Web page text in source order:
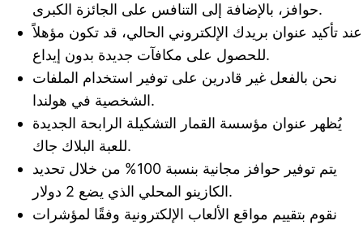
حوافز، بالإضافة إلى التنافس على الجائزة الكبرى.
عند تأكيد عنوان بريدك الإلكتروني الحالي، قد تكون مؤهلاً
للحصول على مكافآت جديدة بدون إيداع.
نحن بالفعل غير قادرين على توفير استخدام الملفات
الشخصية في هولندا.
يُظهر عنوان مؤسسة القمار التشكيلة الرابحة الجديدة
للعبة البلاك جاك.
يتم توفير حوافز مجانية بنسبة 100% من خلال تحديد
الكازينو المحلي الذي يضع 2 دولار.
نقوم بتقييم مواقع الألعاب الإلكترونية وفقًا لمؤشرات